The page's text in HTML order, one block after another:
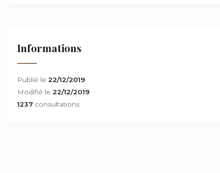
Informations
Publié le 22/12/2019
Modifié le 22/12/2019
1237 consultations